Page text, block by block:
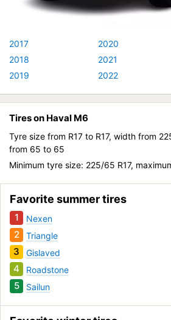
2017
2018
2019
2020
2021
2022
Tires on Haval M6
Tyre size from R17 to R17, width from
from 65 to 65
Minimum tyre size: 225/65 R17,
Favorite summer tires
1 Nexen
2 Triangle
3 Gislaved
4 Roadstone
5 Sailun